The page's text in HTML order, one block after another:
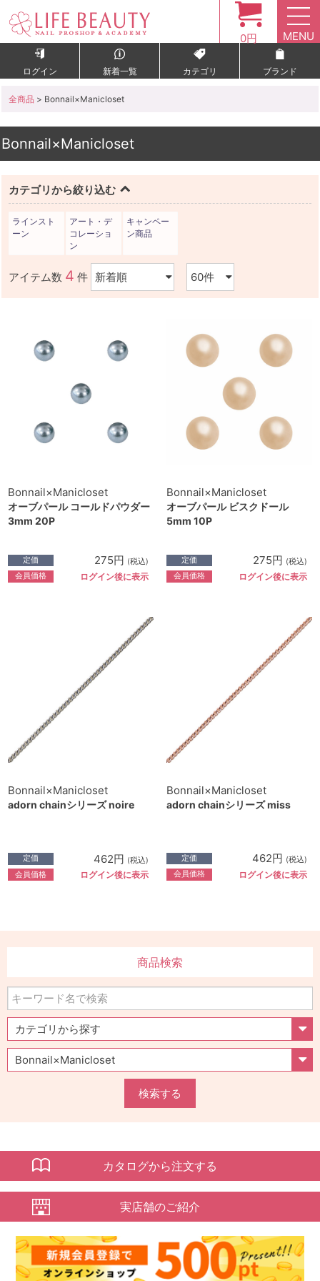
0円 MENU
ログイン 新着一覧 カテゴリ ブランド
全商品 > Bonnail×Manicloset
Bonnail×Manicloset
カテゴリから絞り込む
ラインスト
ーン
アート・デ
コレーショ
ン
キャンペー
ン商品
アイテム数 4 件
Bonnail×Manicloset
オーブパール コールドパウダー
3mm 20P
定価 275円 (税込)
会員価格 ログイン後に表示
Bonnail×Manicloset
オーブパール ビスクドール
5mm 10P
定価 275円 (税込)
会員価格 ログイン後に表示
Bonnail×Manicloset
adorn chainシリーズ noire
定価 462円 (税込)
会員価格 ログイン後に表示
Bonnail×Manicloset
adorn chainシリーズ miss
定価 462円 (税込)
会員価格 ログイン後に表示
商品検索
検索する
カタログから注文する
実店舗のご紹介